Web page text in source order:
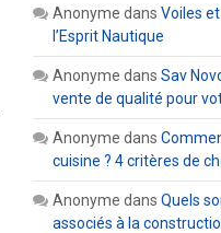
Anonyme dans Voiles
l’Esprit Nautique
Anonyme dans Sav
vente de qualité pour
Anonyme dans
cuisine ? 4 critères de
Anonyme dans Quels
associés à la